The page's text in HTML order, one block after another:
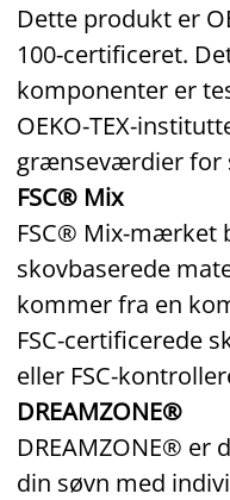
Dette produkt er
100‑certificeret.
komponenter er
grænseværdier for
FSC® Mix
FSC® Mix‑mærket
skovbaserede
kommer fra en
FSC‑certificerede
eller
DREAMZONE®
DREAMZONE® er
din søvn med